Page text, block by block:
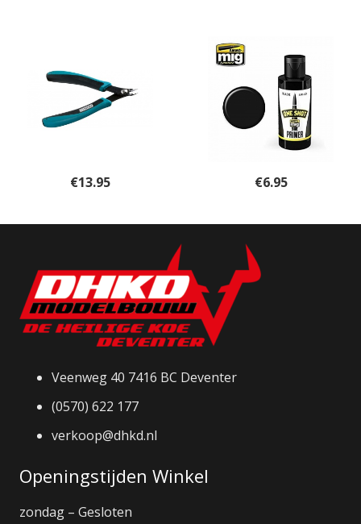
€13.95 €6.95
Veenweg 40 7416 BC Deventer
(0570) 622 177
verkoop@dhkd.nl
Openingstijden Winkel
zondag – Gesloten